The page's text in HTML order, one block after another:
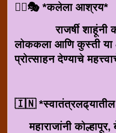
🤹‍♂️🎭 *कलेला आश्रय*
राजर्षी शाहूंनी
लोककला आणि कुस्ती या
प्रोत्साहन देण्याचे
🇮🇳 *स्वातंत्रलढ्यातील
महाराजांनी कोल्हापूर,